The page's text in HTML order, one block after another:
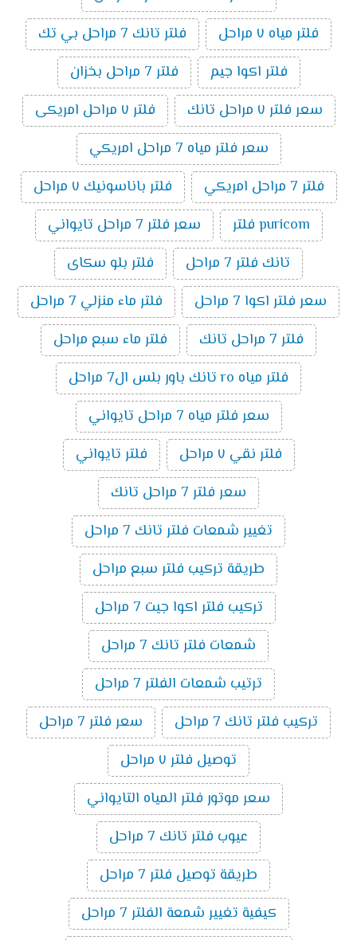
فلتر مياه ٧ مراحل
فلتر تانك 7 مراحل بي تك
فلتر اكوا جيم
فلتر 7 مراحل بخزان
سعر فلتر ٧ مراحل تانك
فلتر ٧ مراحل امريكى
سعر فلتر مياه 7 مراحل امريكي
فلتر 7 مراحل امريكي
فلتر باناسونيك ٧ مراحل
puricom فلتر
سعر فلتر 7 مراحل تايواني
تانك فلتر 7 مراحل
فلتر بلو سكاى
سعر فلتر اكوا 7 مراحل
فلتر ماء منزلي 7 مراحل
فلتر 7 مراحل تانك
فلتر ماء سبع مراحل
فلتر مياه ro تانك باور بلس ال7 مراحل
سعر فلتر مياه 7 مراحل تايواني
فلتر نقي ٧ مراحل
فلتر تايواني
سعر فلتر 7 مراحل تانك
تغيير شمعات فلتر تانك 7 مراحل
طريقة تركيب فلتر سبع مراحل
تركيب فلتر اكوا جيت 7 مراحل
شمعات فلتر تانك 7 مراحل
ترتيب شمعات الفلتر 7 مراحل
تركيب فلتر تانك 7 مراحل
سعر فلتر 7 مراحل
توصيل فلتر ٧ مراحل
سعر موتور فلتر المياه التايواني
عيوب فلتر تانك 7 مراحل
طريقة توصيل فلتر 7 مراحل
كيفية تغيير شمعة الفلتر 7 مراحل